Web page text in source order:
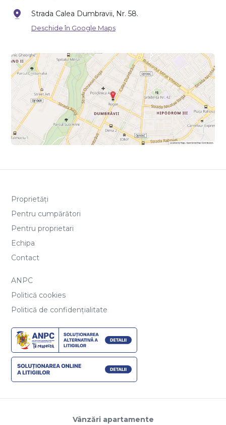
Strada Calea Dumbravii, Nr. 58.
Deschide în Google Maps
Proprietăți
Pentru cumpărători
Pentru proprietari
Echipa
Contact
ANPC
Politică cookies
Politică de confidențialitate
Vânzări apartamente